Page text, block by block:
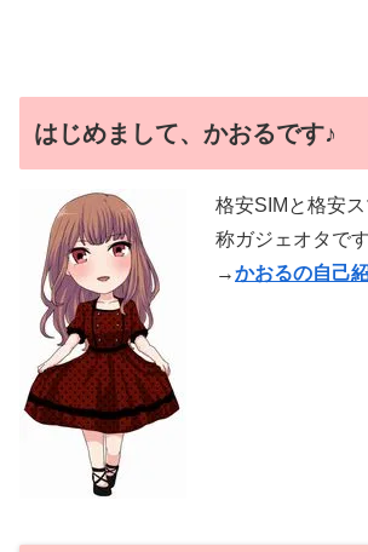
はじめまして、かおるです♪
格安SIMと格安
称ガジェオタです
→かおるの自己